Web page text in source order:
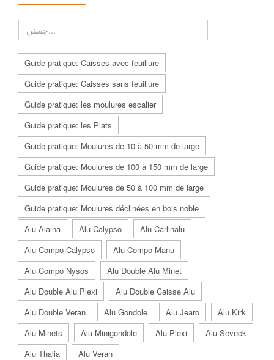
Guide pratique: Caisses avec feuillure
Guide pratique: Caisses sans feuillure
Guide pratique: les moulures escalier
Guide pratique: les Plats
Guide pratique: Moulures de 10 à 50 mm de large
Guide pratique: Moulures de 100 à 150 mm de large
Guide pratique: Moulures de 50 à 100 mm de large
Guide pratique: Moulures déclinées en bois noble
Alu Alaina
Alu Calypso
Alu Carlinalu
Alu Compo Calypso
Alu Compo Manu
Alu Compo Nysos
Alu Double Alu Minet
Alu Double Alu Plexi
Alu Double Caisse Alu
Alu Double Veran
Alu Gondole Alu Jearo
Alu Kirk
Alu Minets
Alu Minigondole Alu Plexi
Alu Seveck
Alu Thalia
Alu Veran